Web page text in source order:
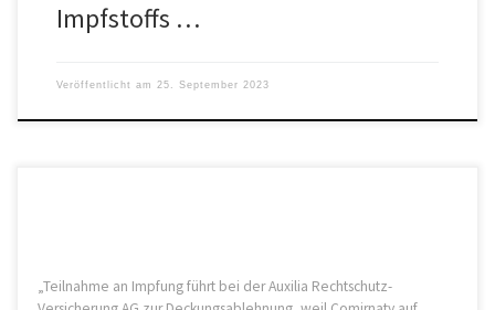
Impfstoffs …
Veröffentlicht am 25. September 2023
„Teilnahme an Impfung führt bei der Auxilia Rechtschutz-